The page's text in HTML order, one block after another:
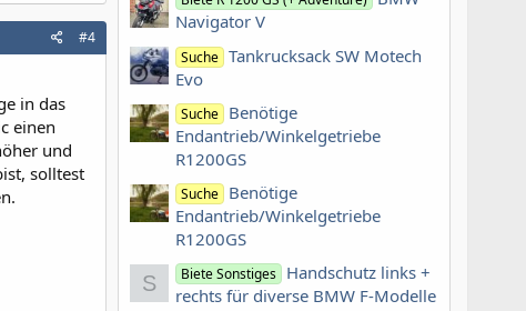
#4
in das
einen
und
solltest
Navigator V
Suche Tankrucksack SW Motech
Evo
Suche Benötige
Endantrieb/Winkelgetriebe
R1200GS
Suche Benötige
Endantrieb/Winkelgetriebe
R1200GS
S Biete Sonstiges Handschutz links +
rechts für diverse BMW F-Modelle